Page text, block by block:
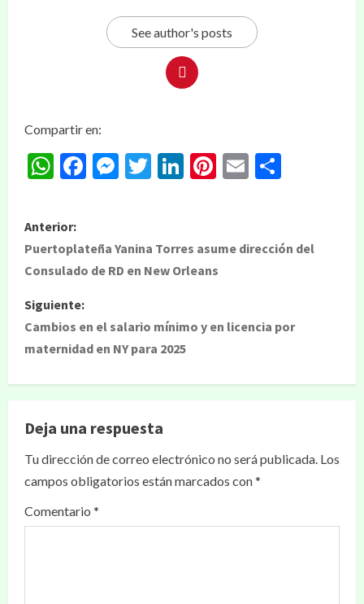
See author's posts
Compartir en:
WhatsApp
Facebook
Messenger
Twitter
LinkedIn
Pinterest
Email
Anterior:
Puertoplateña Yanina Torres asume dirección del
Consulado de RD en New Orleans
Siguiente:
Cambios en el salario mínimo y en licencia por
maternidad en NY para 2025
Deja una respuesta
Tu dirección de correo electrónico no será publicada. Los
campos obligatorios están marcados con*
Comentario *